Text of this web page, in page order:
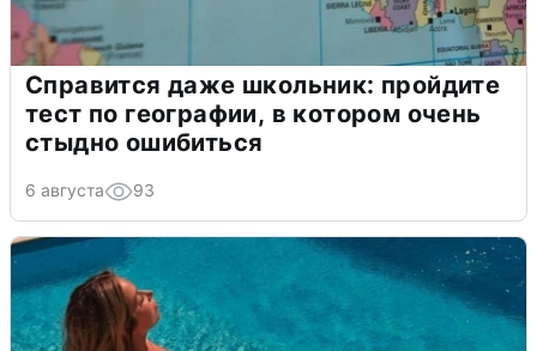
Справится даже школьник: пройдите
тест по географии, в котором очень
стыдно ошибиться
6 августа 93